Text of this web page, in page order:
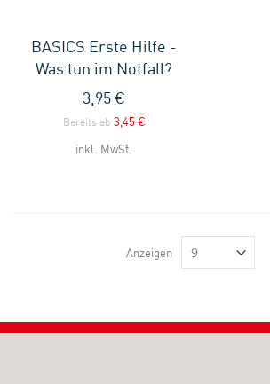
BASICS Erste Hilfe -
Was tun im Notfall?
3,95 €
Bereits ab 3,45 €
inkl. MwSt.
Anzeigen